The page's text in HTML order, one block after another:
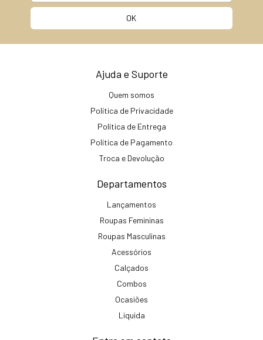
Ajuda e Suporte
Quem somos
Política de Privacidade
Política de Entrega
Política de Pagamento
Troca e Devolução
Departamentos
Lançamentos
Roupas Femininas
Roupas Masculinas
Acessórios
Calçados
Combos
Ocasiões
Liquida